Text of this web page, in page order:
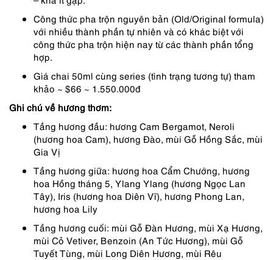
Công thức pha trộn nguyên bản (Old/Original formula)
với nhiều thành phần tự nhiên và có khác biệt với
công thức pha trộn hiện nay từ các thành phần tổng
hợp.
Giá chai 50ml cùng series (tình trạng tương tự) tham
khảo ~ $66 ~ 1.550.000đ
Ghi chú về hương thơm:
Tầng hương đầu: hương Cam Bergamot, Neroli
(hương hoa Cam), hương Đào, mùi Gỗ Hồng Sắc, mùi
Gia Vị
Tầng hương giữa: hương hoa Cẩm Chướng, hương
hoa Hồng tháng 5, Ylang Ylang (hương Ngọc Lan
Tây), Iris (hương hoa Diên Vĩ), hương Phong Lan,
hương hoa Lily
Tầng hương cuối: mùi Gỗ Đàn Hương, mùi Xạ Hương,
mùi Cỏ Vetiver, Benzoin (An Tức Hương), mùi Gỗ
Tuyết Tùng, mùi Long Diên Hương, mùi Rêu